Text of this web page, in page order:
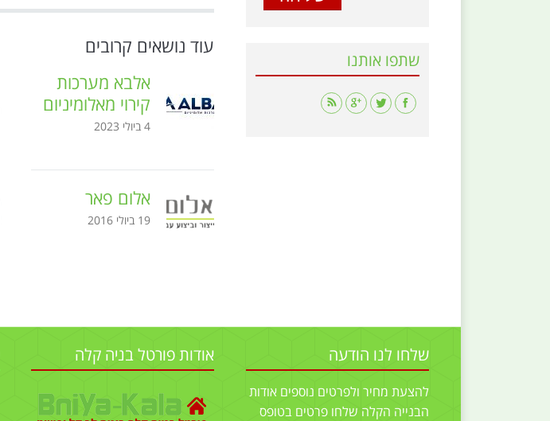
עוד נושאים קרובים
אלבא מערכות
קירוי מאלומיניום
4 ביולי 2023
אלום פאר
19 ביולי 2016
שתפו אותנו
Find us on:
שלחו לנו הודעה
להצעת מחיר ולפרטים נוספים אודות
הבנייה הקלה שלחו פרטים בטופס
אודות פורטל בניה קלה